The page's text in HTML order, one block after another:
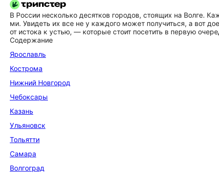
В России несколько десятков городов, стоящих на Волге.
ми. Увидеть их все не у каждого может получиться, а вот
от истока к устью, — которые стоит посетить в первую
Содержание
Ярославль
Кострома
Нижний Новгород
Чебоксары
Казань
Ульяновск
Тольятти
Самара
Волгоград